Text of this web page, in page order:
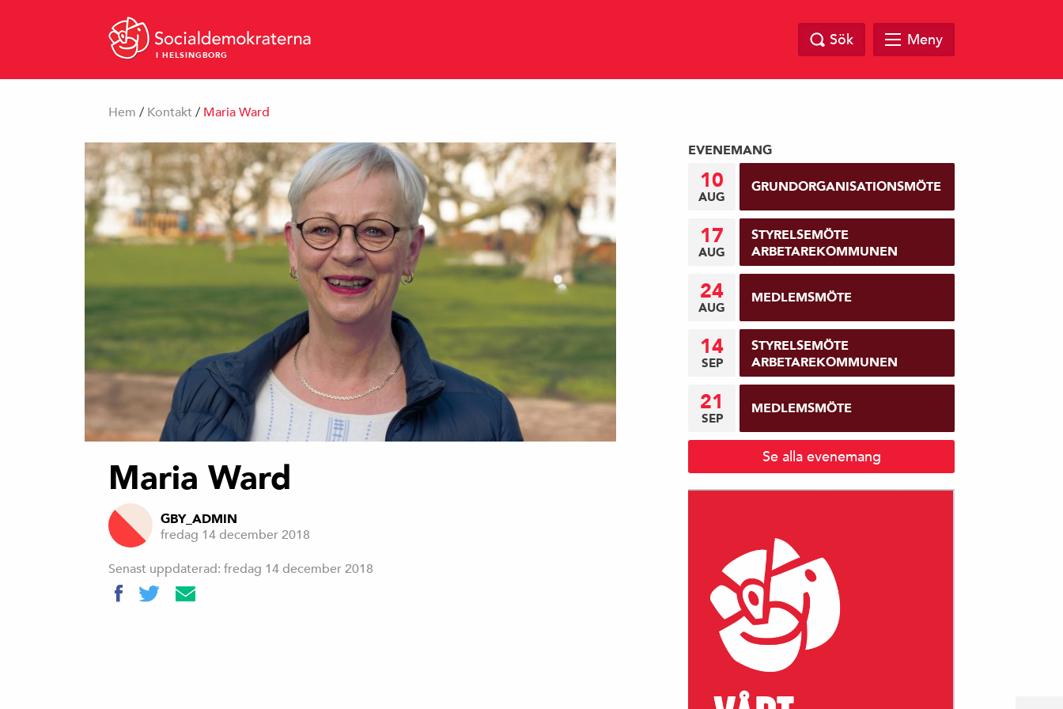
I HELSINGBORG
Sök Meny
Hem / Kontakt / Maria Ward
Maria Ward
GBY_ADMIN
fredag 14 december 2018
Senast uppdaterad: fredag 14 december 2018
EVENEMANG
10
AUG
GRUNDORGANISATIONSMÖTE
17
AUG
STYRELSEMÖTE
ARBETAREKOMMUNEN
24
AUG
MEDLEMSMÖTE
14
SEP
STYRELSEMÖTE
ARBETAREKOMMUNEN
21
SEP
MEDLEMSMÖTE
Se alla evenemang